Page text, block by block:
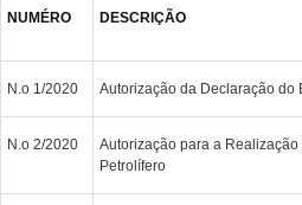
NUMÉRO DESCRIÇÃO
N.o 1/2020 Autorização da Declaração do
N.o 2/2020
Autorização para a
Petrolífero